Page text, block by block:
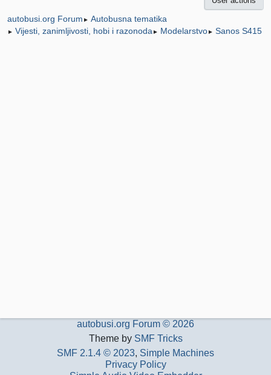
autobusi.org Forum ► Autobusna tematika
► Vijesti, zanimljivosti, hobi i razonoda ► Modelarstvo► Sanos S415
autobusi.org Forum © 2026
Theme by SMF Tricks
SMF 2.1.4 © 2023, Simple Machines
Privacy Policy